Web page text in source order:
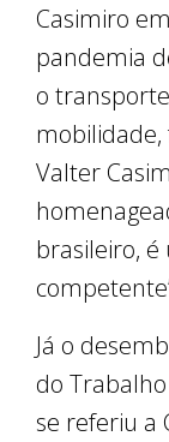
Casimiro
pandemia
o
Valter
brasileiro,
Já o
do Trabalho
se referiu a